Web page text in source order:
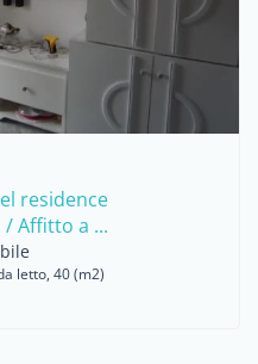
residence
Affitto a ...
letto, 40 (m2)